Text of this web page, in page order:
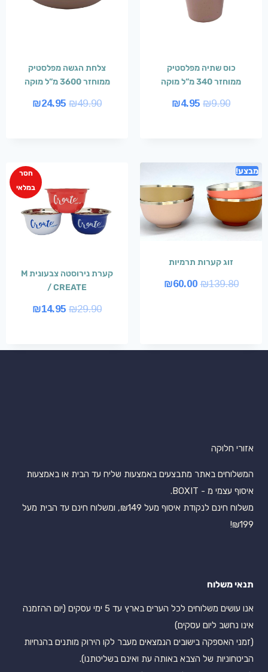
כוס שתיה מפלסטיק
ממוחזר 340 מ”ל מוקה
₪9.90
₪4.95
צלחת הגשה מפלסטיק
ממוחזר 3600 מ”ל מוקה
₪49.90
₪24.95
מבצע!
זוג קערות תרמיות
₪139.80
₪60.00
חסר
במלאי
קערת נירוסטה צבעונית M
/ CREATE
₪29.90
₪14.95
אזורי חלוקה
המשלוחים באתר מתבצעים באמצעות שליח עד הבית או באמצעות
איסוף עצמי מ - BOXIT.
משלוח חינם לנקודת איסוף מעל ₪149, ומשלוח חינם עד הבית מעל
₪199!
תנאי משלוח
אנו עושים משלוחים לכל הערים בארץ עד 5 ימי עסקים (יום ההזמנה
אינו נחשב ליום עסקים)
(זמני האספקה בישובים הנמצאים מעבר לקו הירוק מותנים בהנחיות
הביטחוניות של הצבא באותה עת ואינם בשליטתנו).